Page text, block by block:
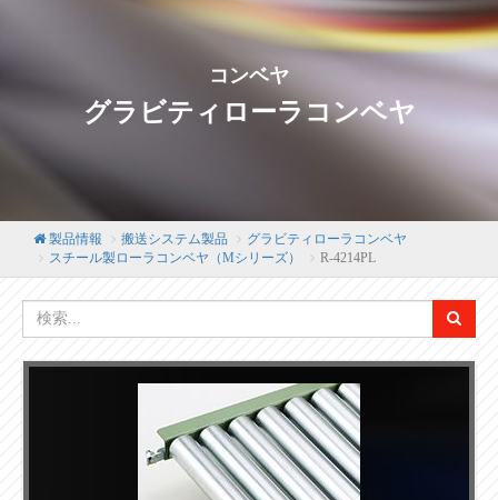
コンベヤ
グラビティローラコンベヤ
製品情報 搬送システム製品
グラビティローラコンベヤ
スチール製ローラコンベヤ（Mシリーズ）
R-4214PL